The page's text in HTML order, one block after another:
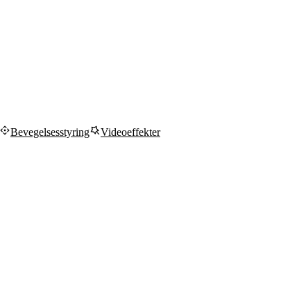
Bevegelsesstyring Videoeffekter